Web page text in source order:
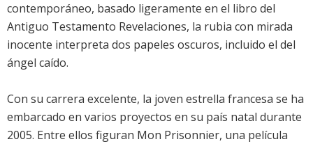
contemporáneo, basado ligeramente en el libro del
Antiguo Testamento Revelaciones, la rubia con mirada
inocente interpreta dos papeles oscuros, incluido el del
ángel caído.
Con su carrera excelente, la joven estrella francesa se ha
embarcado en varios proyectos en su país natal durante
2005. Entre ellos figuran Mon Prisonnier, una película